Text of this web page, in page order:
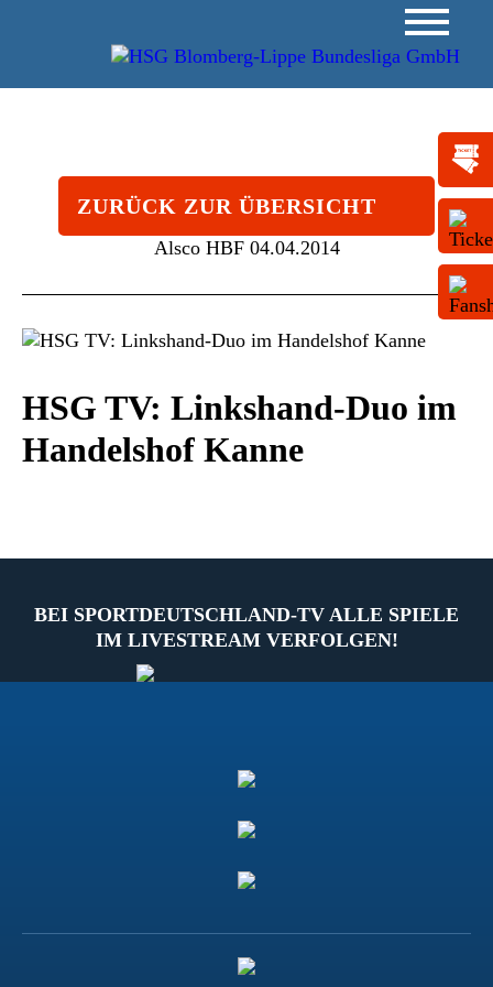
ZURÜCK ZUR ÜBERSICHT
Alsco HBF 04.04.2014
HSG TV: Linkshand-Duo im
Handelshof Kanne
BEI SPORTDEUTSCHLAND-TV ALLE SPIELE
IM LIVESTREAM VERFOLGEN!